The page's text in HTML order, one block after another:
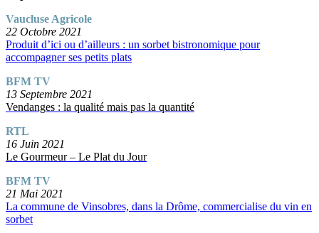
Vaucluse Agricole
22 Octobre 2021
Produit d’ici ou d’ailleurs : un sorbet bistronomique pour
accompagner ses petits plats
BFM TV
13 Septembre 2021
Vendanges : la qualité mais pas la quantité
RTL
16 Juin 2021
Le Gourmeur – Le Plat du Jour
BFM TV
21 Mai 2021
La commune de Vinsobres, dans la Drôme, commercialise du vin en
sorbet